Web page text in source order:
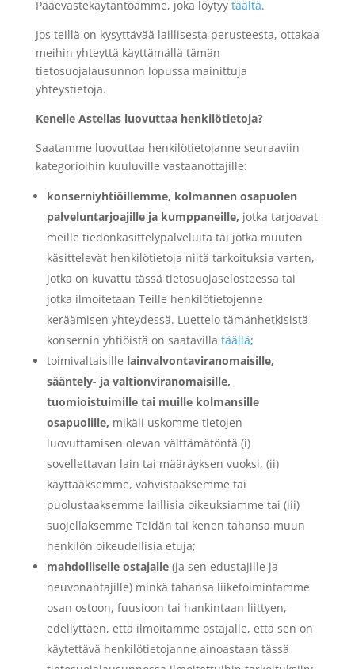
Pääevästekäytäntöämme, joka löytyy täältä.
Jos teillä on kysyttävää laillisesta perusteesta, ottakaa
meihin yhteyttä käyttämällä tämän
tietosuojalausunnon lopussa mainittuja
yhteystietoja.
Kenelle Astellas luovuttaa henkilötietoja?
Saatamme luovuttaa henkilötietojanne seuraaviin
kategorioihin kuuluville vastaanottajille:
konserniyhtiöillemme, kolmannen osapuolen
palveluntarjoajille ja kumppaneille, jotka tarjoavat
meille tiedonkäsittelypalveluita tai jotka muuten
käsittelevät henkilötietoja niitä tarkoituksia varten,
jotka on kuvattu tässä tietosuojaselosteessa tai
jotka ilmoitetaan Teille henkilötietojenne
keräämisen yhteydessä. Luettelo tämänhetkisistä
konsernin yhtiöistä on saatavilla täällä;
toimivaltaisille lainvalvontaviranomaisille,
sääntely- ja valtionviranomaisille,
tuomioistuimille tai muille kolmansille
osapuolille, mikäli uskomme tietojen
luovuttamisen olevan välttämätöntä (i)
sovellettavan lain tai määräyksen vuoksi, (ii)
käyttääksemme, vahvistaaksemme tai
puolustaaksemme laillisia oikeuksiamme tai (iii)
suojellaksemme Teidän tai kenen tahansa muun
henkilön oikeudellisia etuja;
mahdolliselle ostajalle(ja sen edustajille ja
neuvonantajille) minkä tahansa liiketoimintamme
osan ostoon, fuusioon tai hankintaan liittyen,
edellyttäen, että ilmoitamme ostajalle, että sen on
käytettävä henkilötietojanne ainoastaan tässä